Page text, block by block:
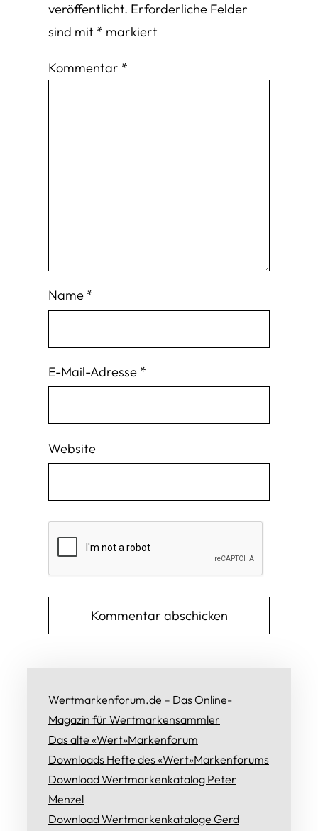
veröffentlicht. Erforderliche Felder
sind mit * markiert
Kommentar *
Name *
E-Mail-Adresse *
Website
Wertmarkenforum.de – Das Online-
Magazin für Wertmarkensammler
Das alte «Wert»Markenforum
Downloads Hefte des «Wert»Markenforums
Download Wertmarkenkatalog Peter
Menzel
Download Wertmarkenkataloge Gerd